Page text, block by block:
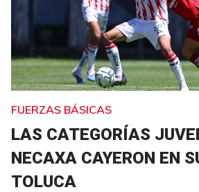
FUERZAS BÁSICAS
LAS CATEGORÍAS
NECAXA CAYERON EN
TOLUCA